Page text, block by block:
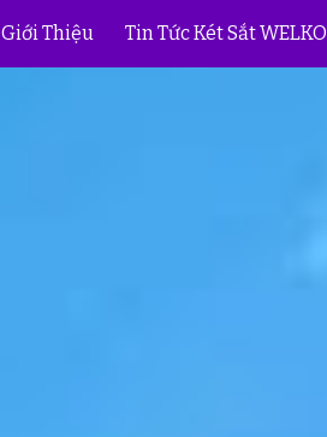
Skip to navigation
Giới Thiệu Tin Tức Két Sắt WELKO